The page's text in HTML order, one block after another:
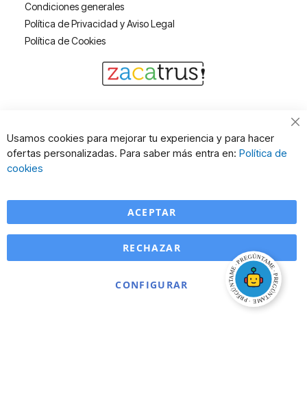
Condiciones generales
Política de Privacidad y Aviso Legal
Política de Cookies
Usamos cookies para mejorar tu experiencia y para hacer
ofertas personalizadas. Para saber más entra en: Política de
cookies
ACEPTAR
CONFIGURAR
RECHAZAR